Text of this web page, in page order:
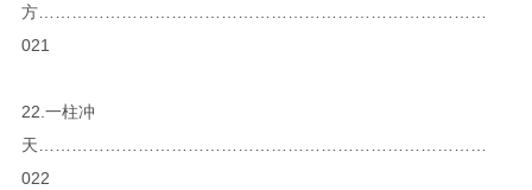
方………………………………………………………………………
021
22.一柱冲
天………………………………………………………………………
022